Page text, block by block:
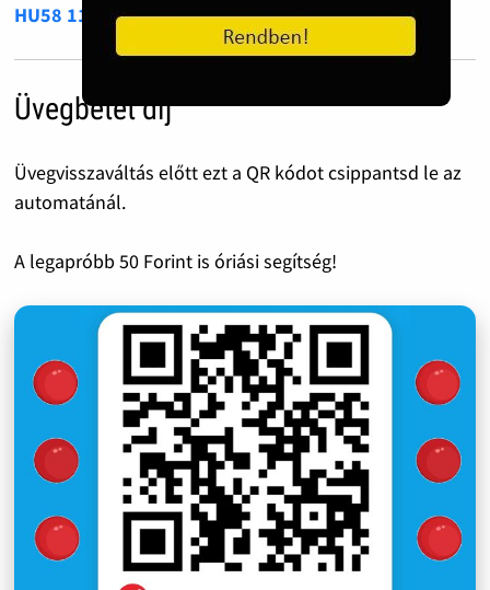
HU58 1173 5005 2051 0350 0000 0000
Üvegbetét díj
Üvegvisszaváltás előtt ezt a QR kódot csippantsd le az
automatánál.
A legapróbb 50 Forint is óriási segítség!